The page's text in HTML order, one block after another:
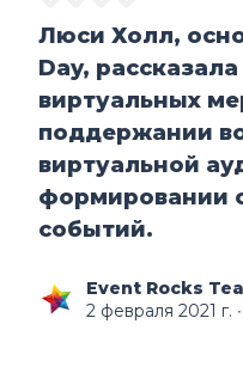
Люси Холл,
Day,
виртуальных
поддержании
виртуальной
формировании
событий.
Event Rocks
2 февраля 2021 г.